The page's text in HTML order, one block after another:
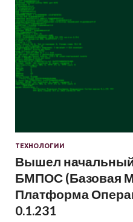
ТЕХНОЛОГИИ
Вышел
БМПОС (Базовая
Платформа
0.1.231